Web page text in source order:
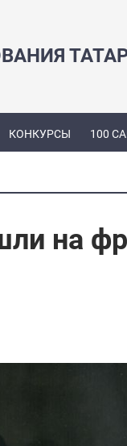
КОНКУРСЫ 100
на